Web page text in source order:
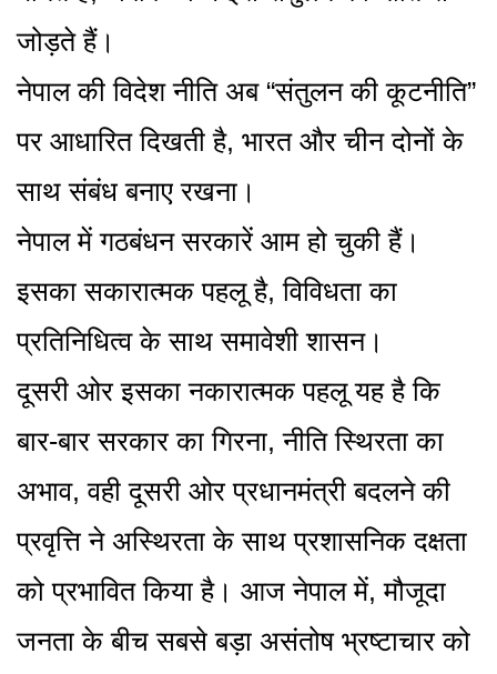
जोड़ते हैं।
नेपाल की विदेश नीति अब “संतुलन की कूटनीति”
पर आधारित दिखती है, भारत और चीन दोनों के
साथ संबंध बनाए रखना।
नेपाल में गठबंधन सरकारें आम हो चुकी हैं।
इसका सकारात्मक पहलू है, विविधता का
प्रतिनिधित्व के साथ समावेशी शासन।
दूसरी ओर इसका नकारात्मक पहलू यह है कि
बार-बार सरकार का गिरना, नीति स्थिरता का
अभाव, वही दूसरी ओर प्रधानमंत्री बदलने की
प्रवृत्ति ने अस्थिरता के साथ प्रशासनिक दक्षता
को प्रभावित किया है। आज नेपाल में, मौजूदा
जनता के बीच सबसे बड़ा असंतोष भ्रष्टाचार को